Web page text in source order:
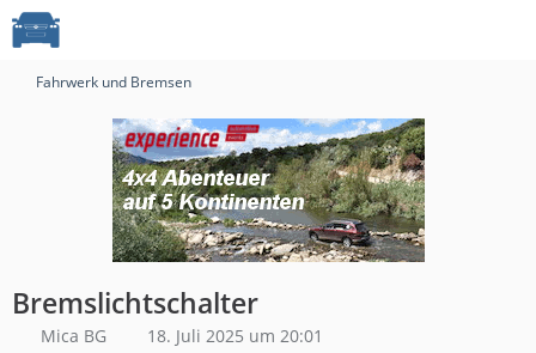
Fahrwerk und Bremsen
Bremslichtschalter
Mica BG 18. Juli 2025 um 20:01